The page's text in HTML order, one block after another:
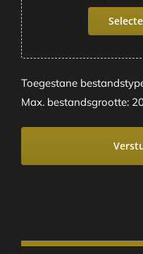
Toegestane
Max. bestandsgrootte: